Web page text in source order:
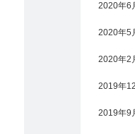
2020年6
2020年5
2020年2
2019年
2019年9